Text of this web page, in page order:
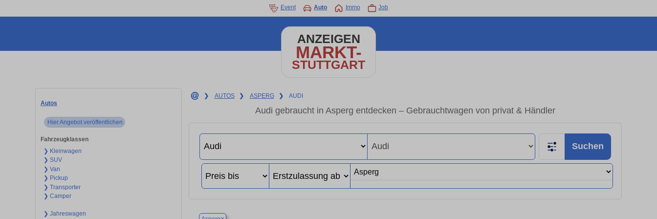
Event Auto Immo Job
ANZEIGEN
MARKT-
STUTTGART
Autos
Hier Angebot veröffentlichen
Fahrzeugklassen
❯ Kleinwagen
❯ SUV
❯ Van
❯ Pickup
❯ Transporter
❯ Camper
❯ Jahreswagen
❯ AUTOS ❯ ASPERG ❯ AUDI
Audi gebraucht in Asperg entdecken – Gebrauchtwagen von privat & Händler
Suchen